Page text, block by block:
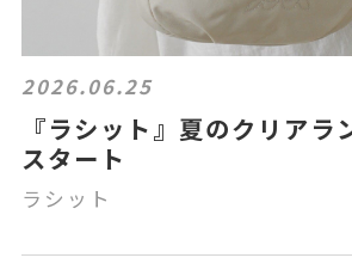
2026.06.25
『ラシット』夏のクリア
スタート
ラシット